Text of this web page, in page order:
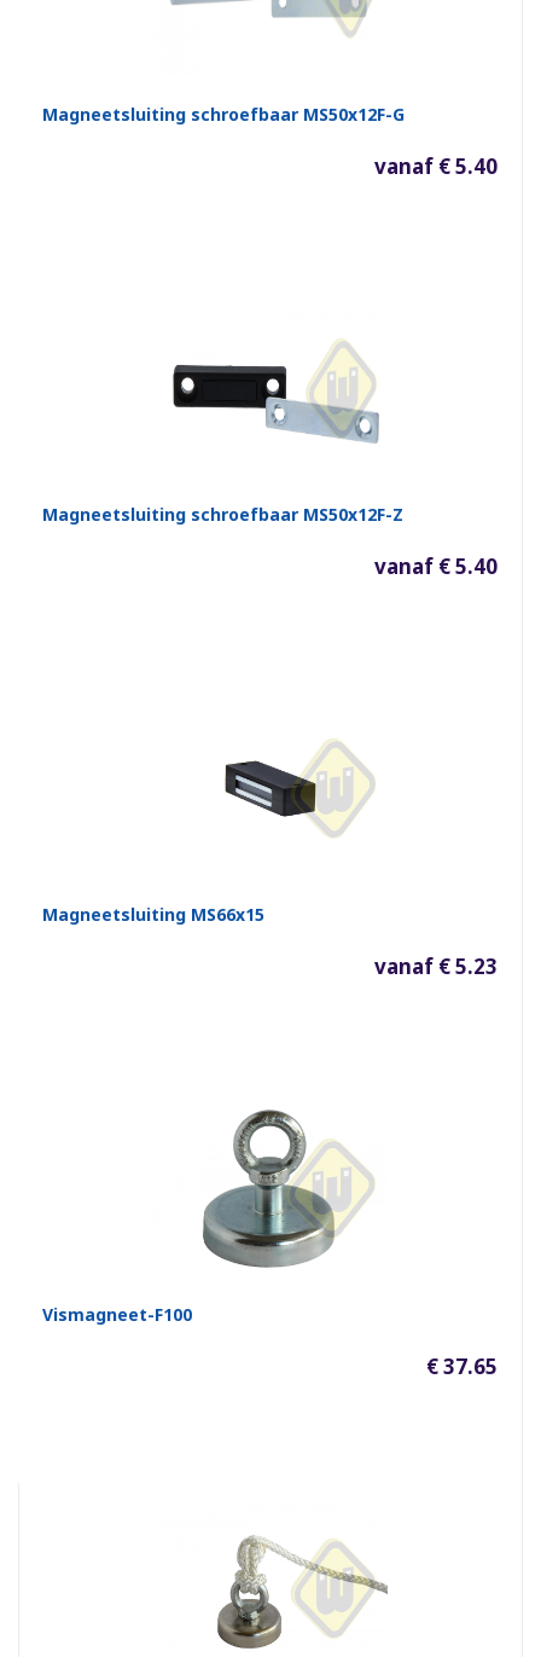
Magneetsluiting schroefbaar MS50x12F-G
vanaf € 5.40
Magneetsluiting schroefbaar MS50x12F-Z
vanaf € 5.40
Magneetsluiting MS66x15
vanaf € 5.23
Vismagneet-F100
€ 37.65